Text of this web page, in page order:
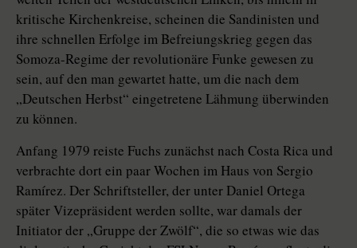
kritische Kirchenkreise, scheinen die Sandinisten und
ihre schnellen Erfolge im Befreiungskrieg gegen das
Somoza-Regime der revolutionäre Funke gewesen zu
sein, auf den man gewartet hatte, um die nach dem
„Deutschen Herbst“ eingetretene Lähmung überwinden
zu können.
Anfang 1979 reiste Fuchs zunächst nach Costa Rica und
verbrachte dort ein paar Wochen im Haus von Sergio
Ramírez. Der Schriftsteller, der unter Daniel Ortega
später Vizepräsident werden sollte, war damals der
Initiator der „Gruppe der Zwölf“, die so etwas wie das